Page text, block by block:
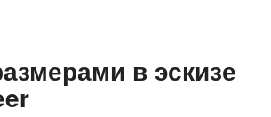
в эскизе